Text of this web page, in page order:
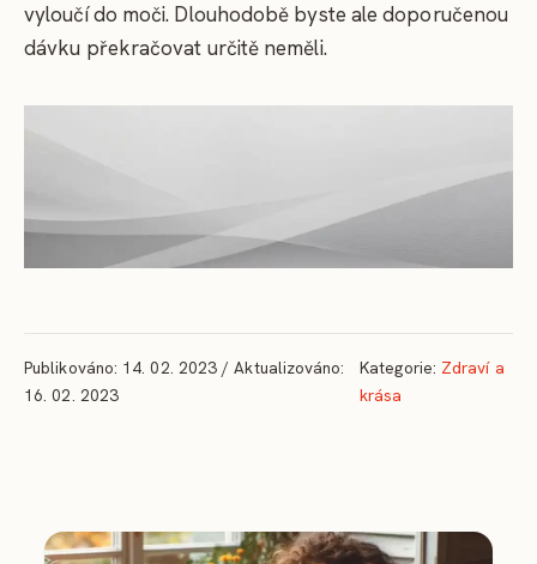
vyloučí do moči. Dlouhodobě byste ale doporučenou
dávku překračovat určitě neměli.
Publikováno: 14. 02. 2023 / Aktualizováno:
16. 02. 2023
Kategorie: Zdraví a
krása